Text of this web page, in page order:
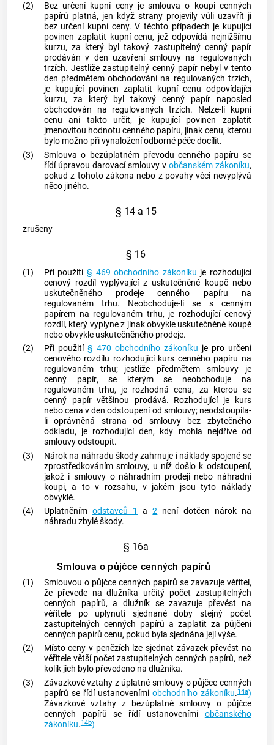
(2)
Bez určení kupní ceny je smlouva o koupi cenných
papírů platná, jen když strany projevily vůli uzavřít ji
bez určení kupní ceny. V těchto případech je kupující
povinen zaplatit kupní cenu, jež odpovídá nejnižšímu
kurzu, za který byl takový zastupitelný cenný papír
prodáván v den uzavření smlouvy na regulovaných
trzích. Jestliže zastupitelný cenný papírnebyl v tento
den předmětem obchodování na regulovaných trzích,
je kupující povinen zaplatit kupní cenu odpovídající
kurzu, za který byl takovýcenný papírnaposled
obchodován na regulovaných trzích. Nelze-li kupní
cenu ani takto určit, je kupující povinen zaplatit
jmenovitou hodnotucenného papíru, jinak cenu, kterou
bylo možno při vynaložení odborné péče docílit.
(3)
Smlouva o bezúplatném převoducenného papíru se
řídí úpravou darovací smlouvy v občanském zákoníku,
pokud z tohoto zákona nebo z povahy věci nevyplývá
něco jiného.
§ 14 a 15
zrušeny
§ 16
(1) Při použití § 469 obchodního zákoníku je rozhodující
cenový rozdíl vyplývající z uskutečněné koupě nebo
uskutečněného prodejecenného papíru na
regulovaném trhu. Neobchoduje-li se s cenným
papíremna regulovaném trhu, je rozhodující cenový
rozdíl, který vyplyne z jinak obvykle uskutečněné koupě
nebo obvykle uskutečněného prodeje.
(2)
Při použití § 470 obchodního zákoníku je pro určení
cenového rozdílu rozhodující kurs cenného papíru na
regulovaném trhu; jestliže předmětem smlouvy je
cenný papír, se kterým se neobchoduje na
regulovaném trhu, je rozhodná cena, za kterou se
cenný papírvětšinou prodává. Rozhodující je kurs
nebo cena v den odstoupení od smlouvy; neodstoupila-
li oprávněná strana od smlouvy bez zbytečného
odkladu, je rozhodující den, kdy mohla nejdříve od
smlouvy odstoupit.
(3)
Nárok na náhradu škody zahrnuje i náklady spojené se
zprostředkováním smlouvy, u níž došlo k odstoupení,
jakož i smlouvy o náhradním prodeji nebo náhradní
koupi, a to v rozsahu, v jakém jsou tyto náklady
obvyklé.
(4)
Uplatněním odstavců 1 a2 není dotčen nárok na
náhradu zbylé škody.
§ 16a
Smlouva o půjčce cenných papírů
(1) Smlouvou o půjčce cenných papírů se zavazuje věřitel,
že převede na dlužníka určitý počet zastupitelných
cenných papírů, a dlužník se zavazuje převést na
věřitele po uplynutí sjednané doby stejný počet
zastupitelných cenných papírů a zaplatit za půjčení
cenných papírů cenu, pokud byla sjednána její výše.
(2)
Místo ceny v penězích lze sjednat závazek převést na
věřitele větší počet zastupitelnýchcenných papírů, než
kolik jich bylo převedeno na dlužníka.
(3)
Závazkové vztahy z úplatné smlouvy o půjčce cenných
papírů se řídí ustanoveními obchodního zákoníku.14a)
Závazkové vztahy z bezúplatné smlouvy o půjčce
cenných papírů se řídí ustanoveními občanského
zákoníku.14b)